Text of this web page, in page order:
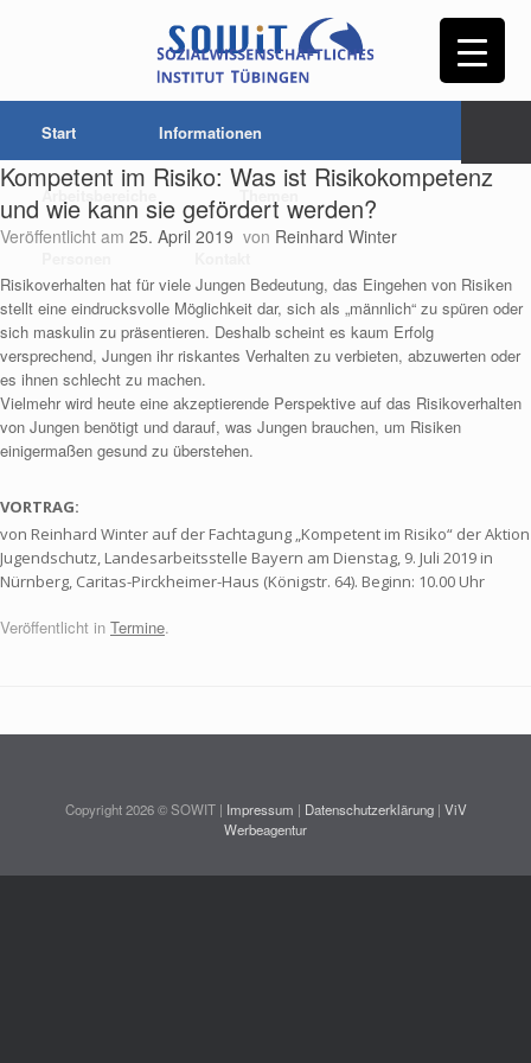
Start Informationen
Arbeitsbereiche Themen
Kompetent im Risiko: Was ist Risikokompetenz
und wie kann sie gefördert werden?
Veröffentlicht am 25. April 2019 von Reinhard Winter
Risikoverhalten hat für viele Jungen Bedeutung, das Eingehen von Risiken
stellt eine eindrucksvolle Möglichkeit dar, sich als „männlich“ zu spüren oder
sich maskulin zu präsentieren. Deshalb scheint es kaum Erfolg
versprechend, Jungen ihr riskantes Verhalten zu verbieten, abzuwerten oder
es ihnen schlecht zu machen.
Vielmehr wird heute eine akzeptierende Perspektive auf das Risikoverhalten
von Jungen benötigt und darauf, was Jungen brauchen, um Risiken
einigermaßen gesund zu überstehen.
VORTRAG:
von Reinhard Winter auf der Fachtagung „Kompetent im Risiko“ der Aktion
Jugendschutz, Landesarbeitsstelle Bayern am Dienstag, 9. Juli 2019 in
Nürnberg, Caritas-Pirckheimer-Haus (Königstr. 64). Beginn: 10.00 Uhr
Veröffentlicht in Termine.
Copyright 2026 © SOWIT | Impressum | Datenschutzerklärung| ViV
Werbeagentur